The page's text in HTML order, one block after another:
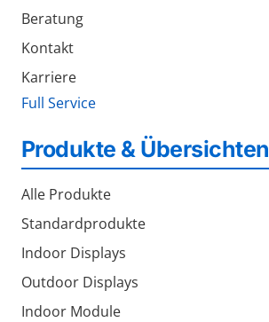
Beratung
Kontakt
Karriere
Full Service
Produkte & Übersichten
Alle Produkte
Standardprodukte
Indoor Displays
Outdoor Displays
Indoor Module